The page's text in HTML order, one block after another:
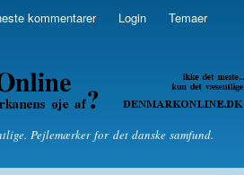
to
kommentarer Login Temaer
- blognyheder om politik
Pejlemærker for det danske samfund.